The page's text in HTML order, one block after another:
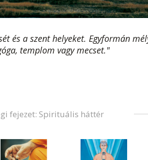
és a szent helyeket. Egyformán
templom vagy mecset."
fejezet: Spirituális háttér